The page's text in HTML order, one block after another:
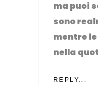
ma puoi
sono
mentre
nella
REPLY...